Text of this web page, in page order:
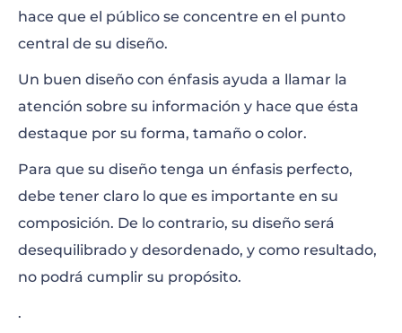
hace que el público se concentre en el punto
central de su diseño.
Un buen diseño con énfasis ayuda a llamar la
atención sobre su información y hace que ésta
destaque por su forma, tamaño o color.
Para que su diseño tenga un énfasis perfecto,
debe tener claro lo que es importante en su
composición. De lo contrario, su diseño será
desequilibrado y desordenado, y como resultado,
no podrá cumplir su propósito.
.